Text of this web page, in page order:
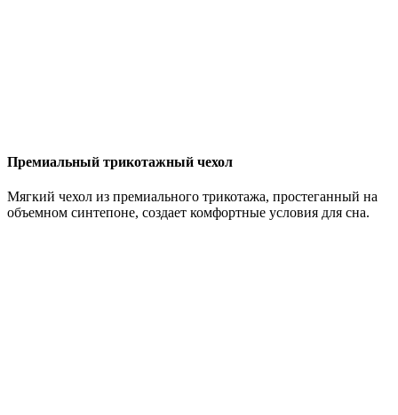
Премиальный трикотажный чехол
Мягкий чехол из премиального трикотажа, простеганный на
объемном синтепоне, создает комфортные условия для сна.